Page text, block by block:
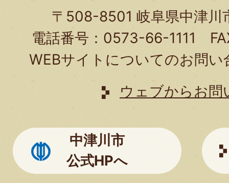
い
合
わ
せ
ち
ら
〒508-8501 岐阜県中津川
電話番号：0573-66-1111
WEBサイトについてのお問
ウェブからお問
中津川市
公式HPへ